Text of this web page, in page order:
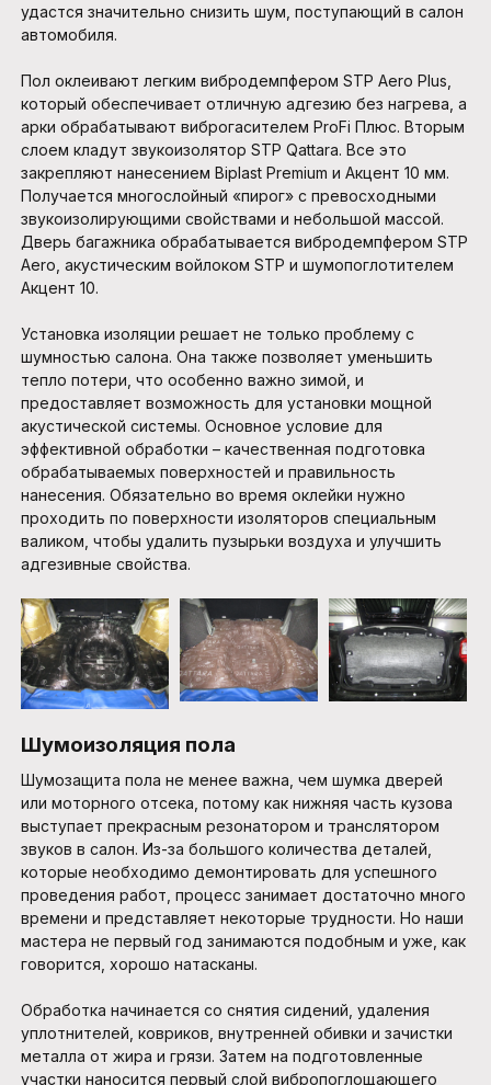
удастся значительно снизить шум, поступающий в салон
автомобиля.
Пол оклеивают легким вибродемпфером STP Aero Plus,
который обеспечивает отличную адгезию без нагрева, а
арки обрабатывают виброгасителем ProFi Плюс. Вторым
слоем кладут звукоизолятор STP Qattara. Все это
закрепляют нанесением Biplast Premium и Акцент 10 мм.
Получается многослойный «пирог» с превосходными
звукоизолирующими свойствами и небольшой массой.
Дверь багажника обрабатывается вибродемпфером STP
Aero, акустическим войлоком STP и шумопоглотителем
Акцент 10.
Установка изоляции решает не только проблему с
шумностью салона. Она также позволяет уменьшить
тепло потери, что особенно важно зимой, и
предоставляет возможность для установки мощной
акустической системы. Основное условие для
эффективной обработки – качественная подготовка
обрабатываемых поверхностей и правильность
нанесения. Обязательно во время оклейки нужно
проходить по поверхности изоляторов специальным
валиком, чтобы удалить пузырьки воздуха и улучшить
адгезивные свойства.
Шумоизоляция пола
Шумозащита пола не менее важна, чем шумка дверей
или моторного отсека, потому как нижняя часть кузова
выступает прекрасным резонатором и транслятором
звуков в салон. Из-за большого количества деталей,
которые необходимо демонтировать для успешного
проведения работ, процесс занимает достаточно много
времени и представляет некоторые трудности. Но наши
мастера не первый год занимаются подобным и уже, как
говорится, хорошо натасканы.
Обработка начинается со снятия сидений, удаления
уплотнителей, ковриков, внутренней обивки и зачистки
металла от жира и грязи. Затем на подготовленные
участки наносится первый слой вибропоглощающего